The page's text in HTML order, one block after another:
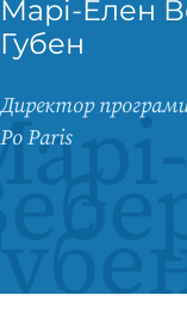
Марі-Елен
Губен
Директор програми
Po Paris